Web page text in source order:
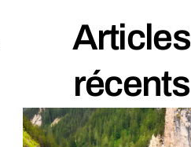
Articles
récents